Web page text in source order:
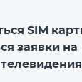
SIM
заявки на